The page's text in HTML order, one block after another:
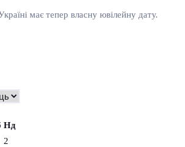
має тепер власну ювілейну дату.
Нд
2